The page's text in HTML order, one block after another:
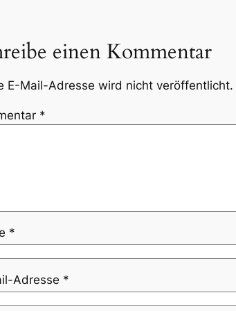
einen Kommentar
E-Mail-Adresse wird nicht veröffentlicht.
*
*
Adresse *